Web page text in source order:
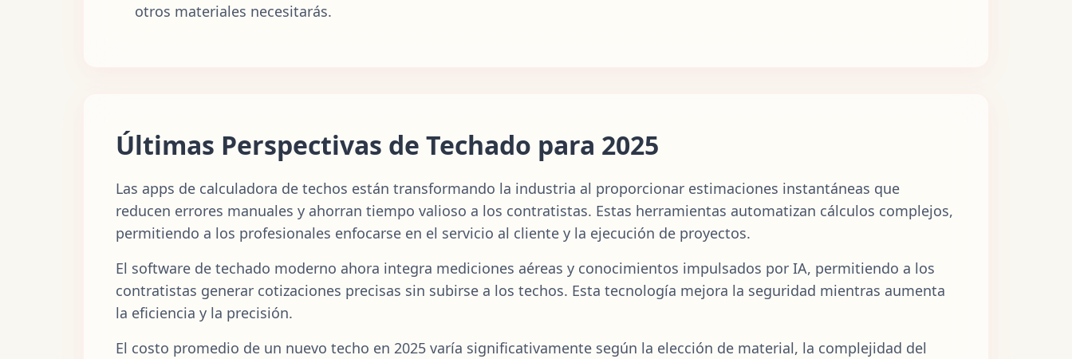
otros materiales necesitarás.
Últimas Perspectivas de Techado para 2025
Las apps de calculadora de techos están transformando la industria al proporcionar estimaciones instantáneas que
reducen errores manuales y ahorran tiempo valioso a los contratistas. Estas herramientas automatizan cálculos complejos,
permitiendo a los profesionales enfocarse en el servicio al cliente y la ejecución de proyectos.
El software de techado moderno ahora integra mediciones aéreas y conocimientos impulsados por IA, permitiendo a los
contratistas generar cotizaciones precisas sin subirse a los techos. Esta tecnología mejora la seguridad mientras aumenta
la eficiencia y la precisión.
El costo promedio de un nuevo techo en 2025 varía significativamente según la elección de material, la complejidad del